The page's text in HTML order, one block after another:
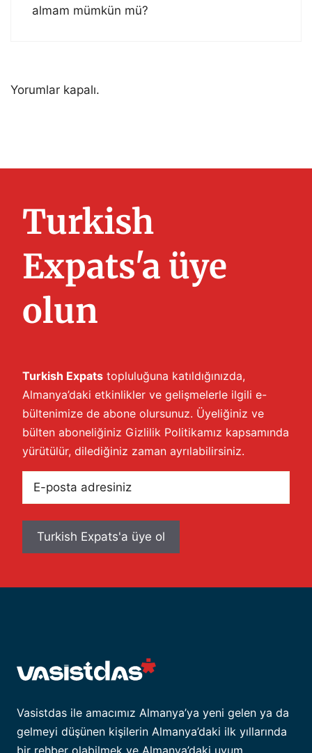
almam mümkün mü?
Yorumlar kapalı.
Turkish
Expats'a üye
olun
Turkish Expats topluluğuna katıldığınızda,
Almanya’daki etkinlikler ve gelişmelerle ilgili e-
bültenimize de abone olursunuz. Üyeliğiniz ve
bülten aboneliğiniz Gizlilik Politikamız kapsamında
yürütülür, dilediğiniz zaman ayrılabilirsiniz.
posta
adresiniz
Vasistdas ile amacımız Almanya’ya yeni gelen ya da
gelmeyi düşünen kişilerin Almanya’daki ilk yıllarında